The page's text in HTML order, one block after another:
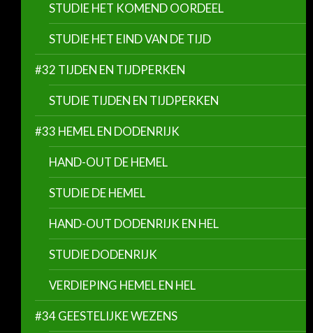
STUDIE HET KOMEND OORDEEL
STUDIE HET EIND VAN DE TIJD
#32 TIJDEN EN TIJDPERKEN
STUDIE TIJDEN EN TIJDPERKEN
#33 HEMEL EN DODENRIJK
HAND-OUT DE HEMEL
STUDIE DE HEMEL
HAND-OUT DODENRIJK EN HEL
STUDIE DODENRIJK
VERDIEPING HEMEL EN HEL
#34 GEESTELIJKE WEZENS